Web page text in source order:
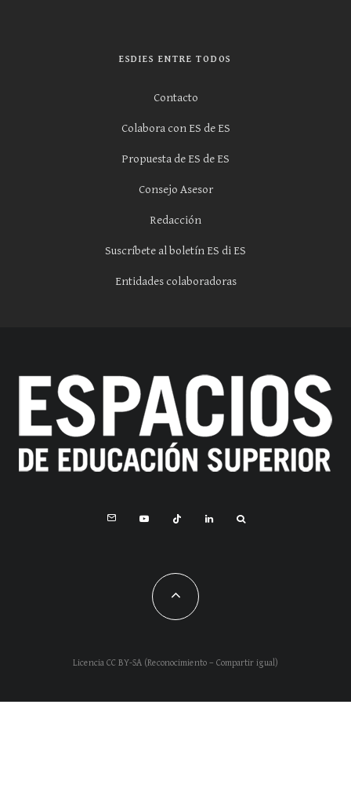
ESDIES ENTRE TODOS
Contacto
Colabora con ES de ES
Propuesta de ES de ES
Consejo Asesor
Redacción
Suscríbete al boletín ES di ES
Entidades colaboradoras
Licencia CC BY-SA (Reconocimiento – Compartir igual)